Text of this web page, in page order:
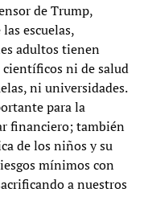
de Trump,
escuelas,
adultos tienen
ni de salud
ni universidades.
para la
financiero; también
de los niños y su
mínimos con
a nuestros